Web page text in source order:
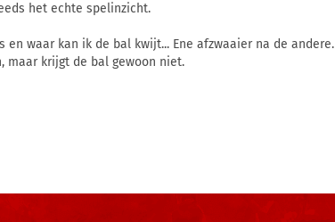
het echte spelinzicht.
waar kan ik de bal kwijt... Ene afzwaaier na de andere.
maar krijgt de bal gewoon niet.